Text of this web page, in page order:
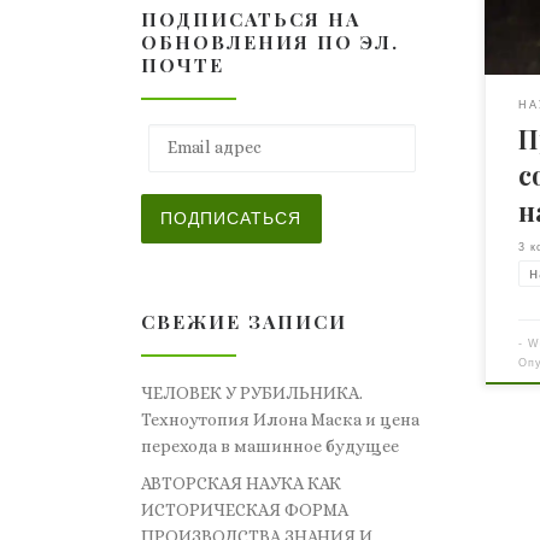
я
3
-
ПОДПИСАТЬСЯ НА
ОБНОВЛЕНИЯ ПО ЭЛ.
ПОЧТЕ
ПОДПИСАТЬСЯ
СВЕЖИЕ ЗАПИСИ
ЧЕЛОВЕК У РУБИЛЬНИКА.
Техноутопия Илона Маска и цена
перехода в машинное будущее
АВТОРСКАЯ НАУКА КАК
ИСТОРИЧЕСКАЯ ФОРМА